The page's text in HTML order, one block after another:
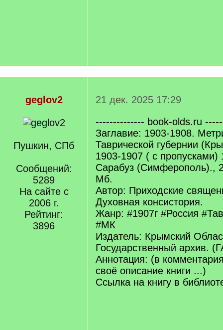
geglov2
Пушкин, СПб
Сообщений:
5289
На сайте с
2006 г.
Рейтинг:
3896
21 дек. 2025 17:29
-------------- book-olds.ru
Заглавие: 1903-1908.
Таврической губернии
1903-1907 ( с пропусками)
Сарабуз (Симферополь).,
Мб.
Автор: Приходские
Духовная консистория.
Жанр: #1907г #Россия
#МК
Издатель: Крымский
Государственный архив.
Аннотация: (в
своё описание книги ...)
Ссылка на книгу в